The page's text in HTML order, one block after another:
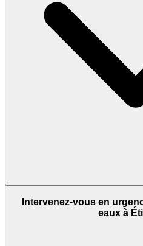
Intervenez-vous en
eaux à